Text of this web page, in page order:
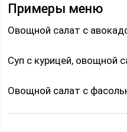
Примеры меню
Овощной салат с
Суп с курицей, овощной
Овощной салат с